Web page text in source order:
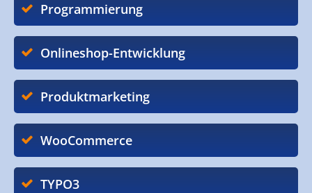
Programmierung
Onlineshop-Entwicklung
Produktmarketing
WooCommerce
TYPO3